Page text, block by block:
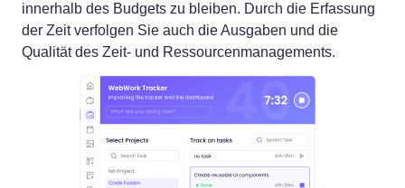
innerhalb des Budgets zu bleiben. Durch die Erfassung
der Zeit verfolgen Sie auch die Ausgaben und die
Qualität des Zeit- und Ressourcenmanagements.